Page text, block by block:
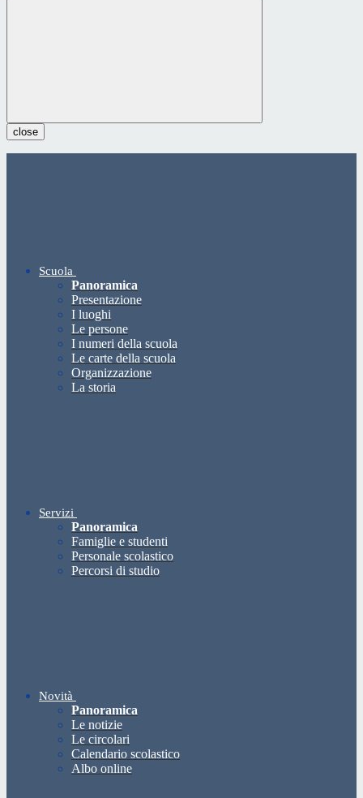
close
Scuola
Panoramica
Presentazione
I luoghi
Le persone
I numeri della scuola
Le carte della scuola
Organizzazione
La storia
Servizi
Panoramica
Famiglie e studenti
Personale scolastico
Percorsi di studio
Novità
Panoramica
Le notizie
Le circolari
Calendario scolastico
Albo online